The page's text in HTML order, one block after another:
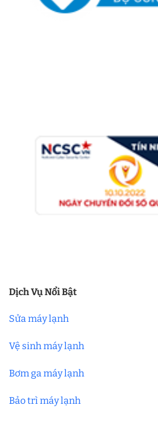
Dịch Vụ Nổi Bật
Sửa máy lạnh
Vệ sinh máy lạnh
Bơm ga máy lạnh
Bảo trì máy lạnh